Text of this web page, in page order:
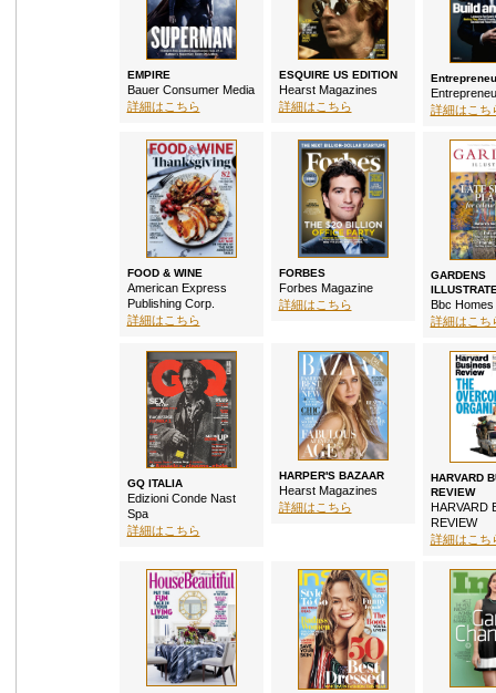
EMPIRE
Bauer Consumer Media
詳細はこちら
ESQUIRE US EDITION
Hearst Magazines
詳細はこちら
詳細はこち
FOOD & WINE
American Express
Publishing Corp.
詳細はこちら
FORBES
Forbes Magazine
詳細はこちら
GARDENS
Bbc
詳細はこち
GQ ITALIA
Edizioni Conde Nast
Spa
詳細はこちら
HARPER'S BAZAAR
Hearst Magazines
詳細はこちら
HARVARD
REVIEW
HARVARD
REVIEW
詳細はこち